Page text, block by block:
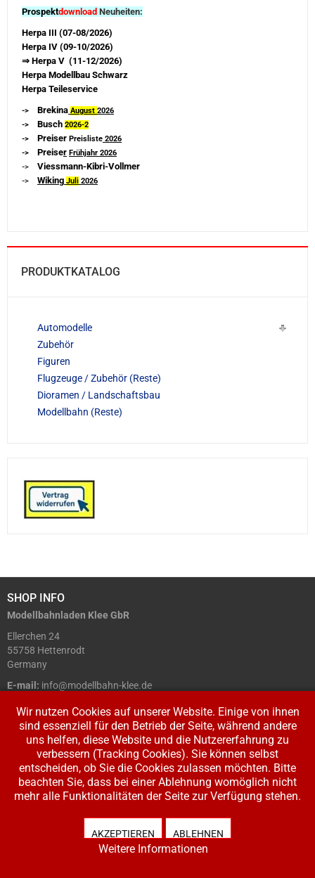
Prospektdownload Neuheiten:
Herpa III (07-08/2026)
Herpa IV (09-10/2026)
⇒ Herpa V (11-12/2026)
Herpa Modellbau Schwarz
Herpa Teileservice
-> Brekina August 2026
-> Busch 2026-2
-> Preiser Preisliste 2026
-> Preiser Frühjahr 2026
-> Viessmann-Kibri-Vollmer
-> Wiking Juli 2026
PRODUKTKATALOG
Automodelle
Zubehör
Figuren
Flugzeuge / Zubehör (Reste)
Dioramen / Landschaftsbau
Modellbahn (Reste)
SHOP INFO
Modellbahnladen Klee GbR
Ellerchen 24
55758 Hettenrodt
Germany
E-mail: info@modellbahn-klee.de
Wir nutzen Cookies auf unserer Website. Einige von ihnen
sind essenziell für den Betrieb der Seite, während andere
uns helfen, diese Website und die Nutzererfahrung zu
verbessern (Tracking Cookies). Sie können selbst
entscheiden, ob Sie die Cookies zulassen möchten. Bitte
beachten Sie, dass bei einer Ablehnung womöglich nicht
mehr alle Funktionalitäten der Seite zur Verfügung stehen.
AKZEPTIEREN ABLEHNEN
Weitere Informationen